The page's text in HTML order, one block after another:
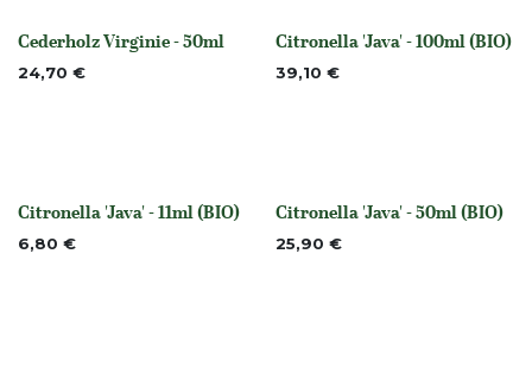
None
Cederholz Virginie - 50ml
24,70 € None
Citronella 'Java' - 100ml (BIO)
39,10 €
None
Citronella 'Java' - 11ml (BIO)
6,80 € None
Citronella 'Java' - 50ml (BIO)
25,90 €